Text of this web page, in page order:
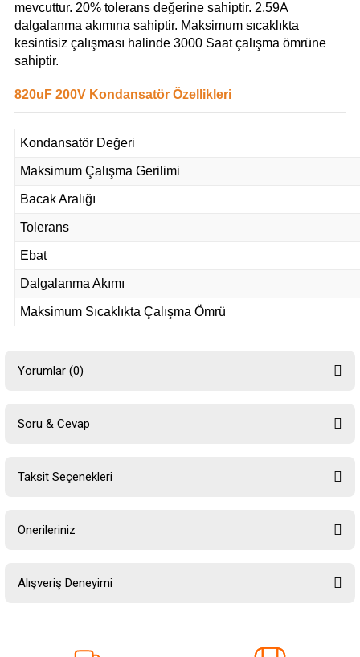
mevcuttur. 20% tolerans değerine sahiptir. 2.59A
dalgalanma akımına sahiptir. Maksimum sıcaklıkta
kesintisiz çalışması halinde 3000 Saat çalışma ömrüne
sahiptir.
820uF 200V Kondansatör Özellikleri
Kondansatör Değeri
Maksimum Çalışma Gerilimi
Bacak Aralığı
Tolerans
Ebat
Dalgalanma Akımı
Maksimum Sıcaklıkta Çalışma Ömrü
Yorumlar (0)
Soru & Cevap
Taksit Seçenekleri
Önerileriniz
Bu ürünün fiyat bilgisi, resim, ürün açıklamalarında ve diğer konularda
yetersiz gördüğünüz noktaları öneri formunu kullanarak tarafımıza
Alışveriş Deneyimi